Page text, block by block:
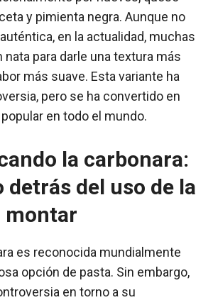
y pimienta negra. Aunque no
en la actualidad, muchas
para darle una textura más
más suave. Esta variante ha
pero se ha convertido en
en todo el mundo.
la carbonara:
detrás del uso de la
montar
es reconocida mundialmente
opción de pasta. Sin embargo,
en torno a su